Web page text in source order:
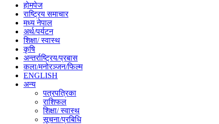
होमपेज
राष्ट्रिय समाचार
मध्य नेपाल
अर्थ/पर्यटन
शिक्षा/ स्वास्थ
कृषि
अन्तर्राष्ट्रिय/प्रबास
कला/मनोरञ्जन/फिल्म
ENGLISH
अन्य
पत्रपत्रिका
राशिफल
शिक्षा/ स्वास्थ
सूचना/प्रबिधि